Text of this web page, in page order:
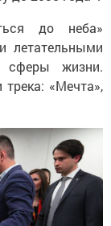
до неба»
летательными
сферы жизни.
«Мечта»,